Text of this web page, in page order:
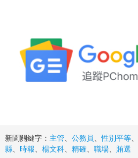
新聞關鍵字： 主管 公務員 、性別平等
縣
時報 楊文科 精確 職場 賄選